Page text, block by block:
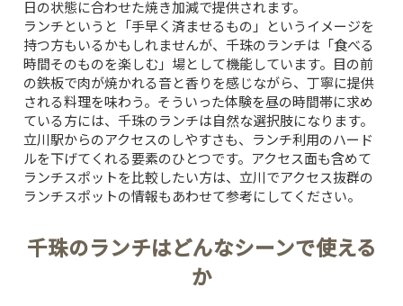
日の状態に合わせた焼き加減で提供されます。
ランチというと「手早く済ませるもの」というイメージを
持つ方もいるかもしれませんが、千珠のランチは「食べる
時間そのものを楽しむ」場として機能しています。目の前
の鉄板で肉が焼かれる音と香りを感じながら、丁寧に提供
される料理を味わう。そういった体験を昼の時間帯に求め
ている方には、千珠のランチは自然な選択肢になります。
立川駅からのアクセスのしやすさも、ランチ利用のハード
ルを下げてくれる要素のひとつです。アクセス面も含めて
ランチスポットを比較したい方は、 立川でアクセス抜群の
ランチスポットの情報もあわせて参考にしてください。
千珠のランチはどんなシーンで使える
か